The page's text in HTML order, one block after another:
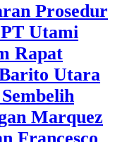
Prosedur
Utami
Rapat
Utara
Marquez